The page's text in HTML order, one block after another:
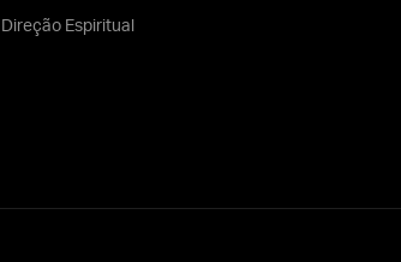
Direção Espiritual